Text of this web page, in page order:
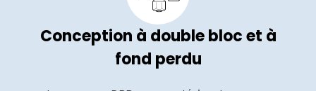
Conception à double bloc et à
fond perdu